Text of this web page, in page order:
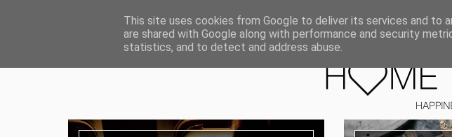
ABOUT I MEDIA & PR IMPRESSUM DATENSCHUTZ KATEGORIEN
This site uses cookies from Google to deliver its services and to
are shared with Google along with performance and security
statistics, and to detect and address abuse.